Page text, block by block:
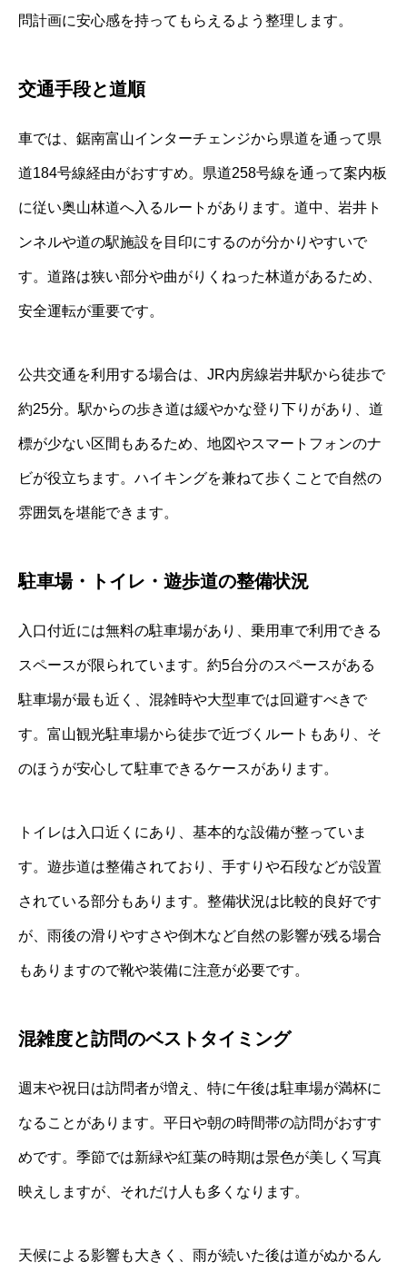
問計画に安心感を持ってもらえるよう整理します。
交通手段と道順
車では、鋸南富山インターチェンジから県道を通って県
道184号線経由がおすすめ。県道258号線を通って案内板
に従い奥山林道へ入るルートがあります。道中、岩井ト
ンネルや道の駅施設を目印にするのが分かりやすいで
す。道路は狭い部分や曲がりくねった林道があるため、
安全運転が重要です。
公共交通を利用する場合は、JR内房線岩井駅から徒歩で
約25分。駅からの歩き道は緩やかな登り下りがあり、道
標が少ない区間もあるため、地図やスマートフォンのナ
ビが役立ちます。ハイキングを兼ねて歩くことで自然の
雰囲気を堪能できます。
駐車場・トイレ・遊歩道の整備状況
入口付近には無料の駐車場があり、乗用車で利用できる
スペースが限られています。約5台分のスペースがある
駐車場が最も近く、混雑時や大型車では回避すべきで
す。富山観光駐車場から徒歩で近づくルートもあり、そ
のほうが安心して駐車できるケースがあります。
トイレは入口近くにあり、基本的な設備が整っていま
す。遊歩道は整備されており、手すりや石段などが設置
されている部分もあります。整備状況は比較的良好です
が、雨後の滑りやすさや倒木など自然の影響が残る場合
もありますので靴や装備に注意が必要です。
混雑度と訪問のベストタイミング
週末や祝日は訪問者が増え、特に午後は駐車場が満杯に
なることがあります。平日や朝の時間帯の訪問がおすす
めです。季節では新緑や紅葉の時期は景色が美しく写真
映えしますが、それだけ人も多くなります。
天候による影響も大きく、雨が続いた後は道がぬかるん